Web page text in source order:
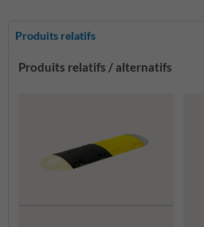
Produits relatifs
Produits relatifs / alternatifs